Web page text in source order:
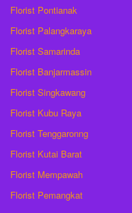
Florist Pontianak
Florist Palangkaraya
Florist Samarinda
Florist Banjarmassin
Florist Singkawang
Florist Kubu Raya
Florist Tenggaronng
Florist Kutai Barat
Florist Mempawah
Florist Pemangkat